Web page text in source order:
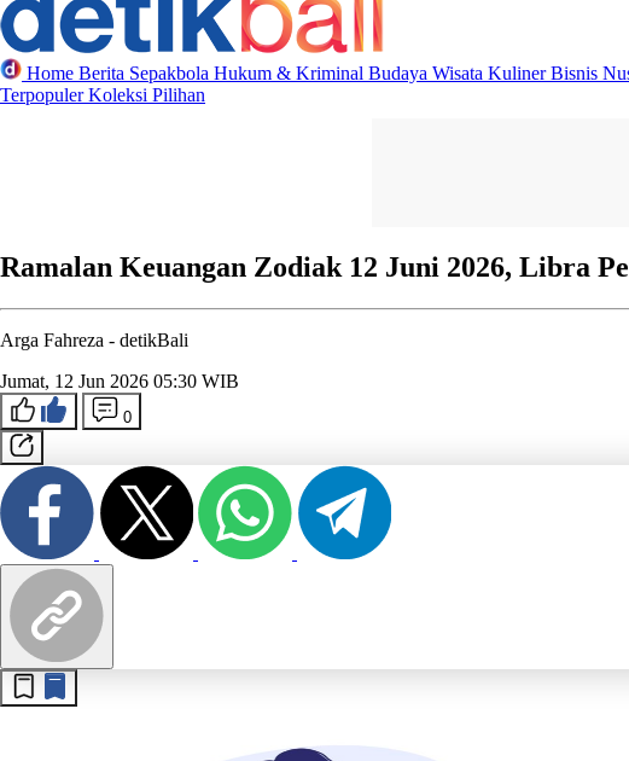
Home Berita Sepakbola Hukum & Kriminal Budaya Wisata KulinerBisnis
TerpopulerKoleksi Pilihan
Ramalan Keuangan Zodiak 12 Juni 2026, Libra
Arga Fahreza - detikBali
Jumat, 12 Jun 2026 05:30 WIB
0